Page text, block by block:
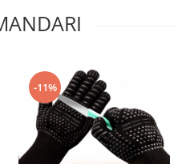
-11%